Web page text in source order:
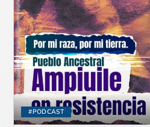
#PODCAST